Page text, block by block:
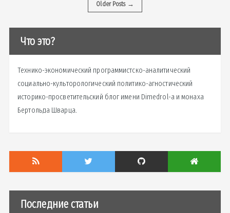
Older Posts →
Что это?
Технико-экономический программистско-аналитический
социально-культорологический политико-агностический
историко-просветительский блог имени Dimedrol-a и монаха
Бертольда Шварца.
Последние статьи